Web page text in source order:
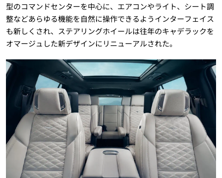
型のコマンドセンターを中心に、エアコンやライト、シート調
整などあらゆる機能を自然に操作できるようインターフェイス
も新しくされ、ステアリングホイールは往年のキャデラックを
オマージュした新デザインにリニューアルされた。